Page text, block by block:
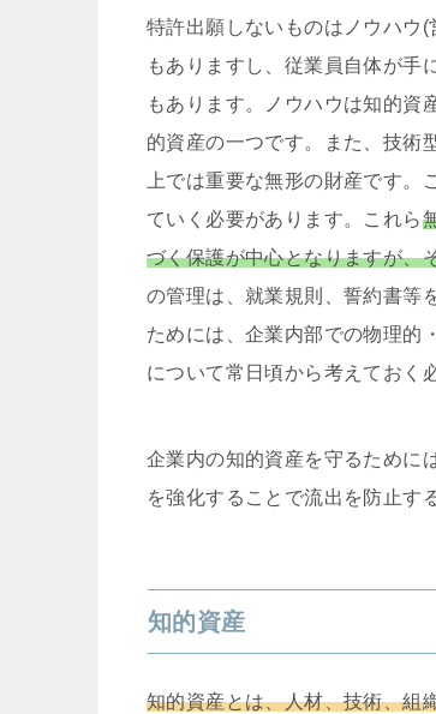
特許出願しないものはノウハウ
もありますし、従業員自体が手
もあります。ノウハウは知的資
的資産の一つです。また、技術
上では重要な無形の財産です
ていく必要があります。これら
づく保護が中心となりますが、
の管理は、就業規則、誓約書等
ためには、企業内部での物理的
について常日頃から考えておく
企業内の知的資産を守るために
を強化することで流出を防止す
知的資産
知的資産とは、人材、技術、組